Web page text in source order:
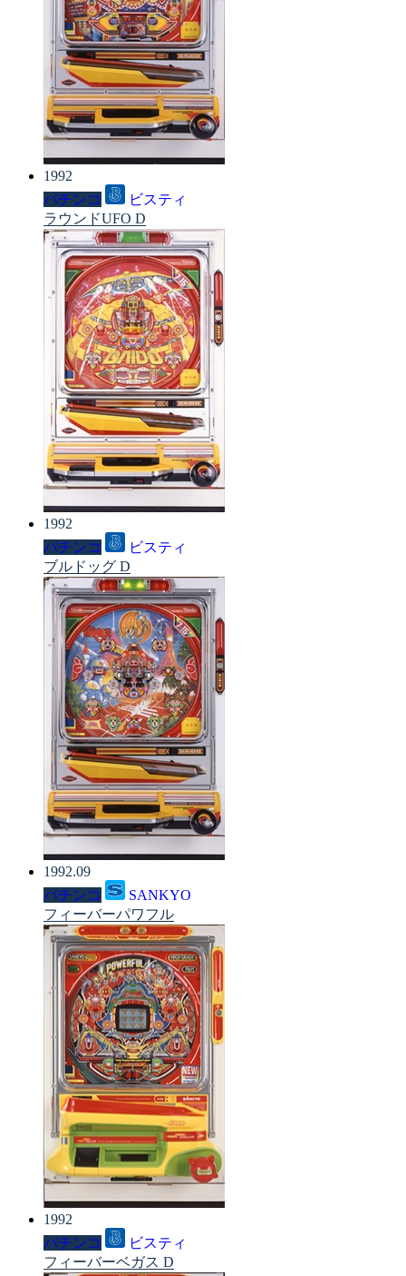
1992
パチンコ
ビスティ
ラウンドUFO D
1992
パチンコ
ビスティ
ブルドッグ D
1992.09
パチンコ
SANKYO
フィーバーパワフル
1992
パチンコ
ビスティ
フィーバーベガス D